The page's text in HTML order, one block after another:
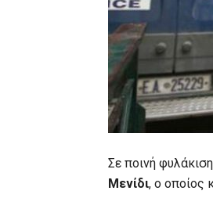
Σε ποινή
Μενίδι, ο οποίος